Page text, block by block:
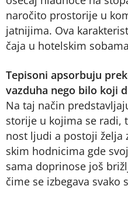
na­ro­či­to pro­sto­ri­je u
jat­ni­ji­ma. Ova
ča­ja u ho­tel­skim
Te­pi­so­ni ap­so­r­bu­ju
va­zdu­ha ne­go bi­lo ko­ji
Na taj na­čin
sto­ri­je u ko­ji­ma se ra­di,
nost lju­di a po­sto­ji
skim hod­ni­ci­ma gde
sa­ma do­pri­no­se još
či­me se iz­be­ga­va sva­ko